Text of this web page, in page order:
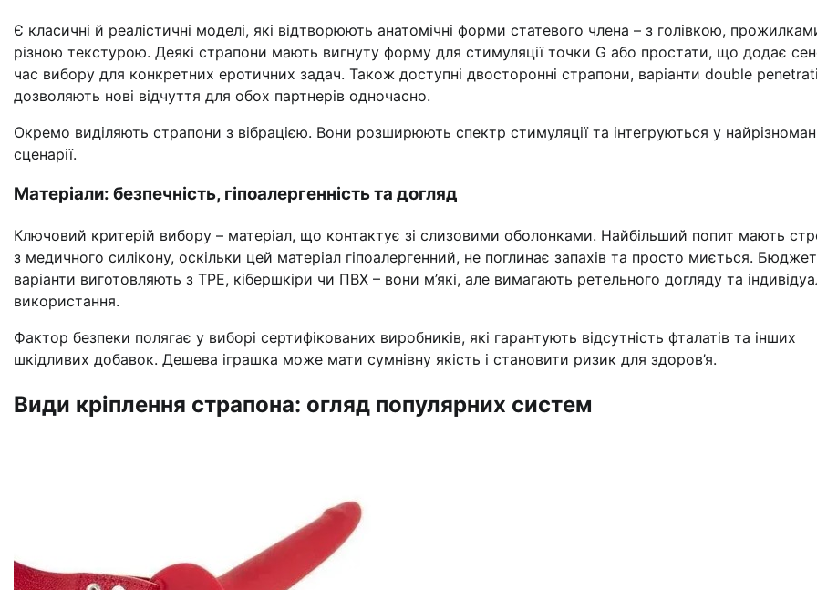
Є класичні й реалістичні моделі, які відтворюють анатомічні форми статевого члена – з голівкою,
різною текстурою. Деякі страпони мають вигнуту форму для стимуляції точки G або простати, що додає
час вибору для конкретних еротичних задач. Також доступні двосторонні страпони, варіанти double
дозволяють нові відчуття для обох партнерів одночасно.
Окремо виділяють страпони з вібрацією. Вони розширюють спектр стимуляції та інтегруються у
сценарії.
Матеріали: безпечність, гіпоалергенність та догляд
Ключовий критерій вибору – матеріал, що контактує зі слизовими оболонками. Найбільший попит мають
з медичного силікону, оскільки цей матеріал гіпоалергенний, не поглинає запахів та просто миється.
варіанти виготовляють з TPE, кібершкіри чи ПВХ – вони м’які, але вимагають ретельного догляду та
використання.
Фактор безпеки полягає у виборі сертифікованих виробників, які гарантують відсутність фталатів та інших
шкідливих добавок. Дешева іграшка може мати сумнівну якість і становити ризик для здоров’я.
Види кріплення страпона: огляд популярних систем